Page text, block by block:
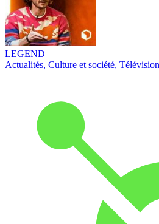
LEGEND
Actualités, Culture et société,